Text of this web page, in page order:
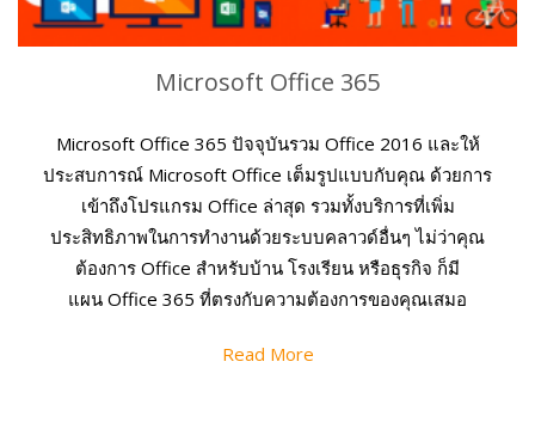
Microsoft Office 365
Microsoft Office 365 ปัจจุบันรวม Office 2016 และให้
ประสบการณ์ Microsoft Office เต็มรูปแบบกับคุณ ด้วยการ
เข้าถึงโปรแกรม Office ล่าสุด รวมทั้งบริการที่เพิ่ม
ประสิทธิภาพในการทำงานด้วยระบบคลาวด์อื่นๆ ไม่ว่าคุณ
ต้องการ Office สำหรับบ้าน โรงเรียน หรือธุรกิจ ก็มี
แผน Office 365 ที่ตรงกับความต้องการของคุณเสมอ
Read More